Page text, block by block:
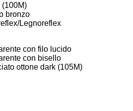
(100M)
bronzo
Legnoreflex
con filo lucido
con bisello
ottone dark (105M)